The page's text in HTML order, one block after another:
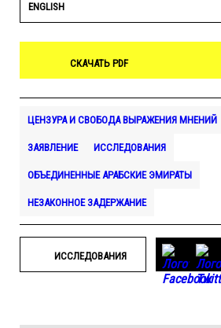
ENGLISH
СКАЧАТЬ PDF
ЦЕНЗУРА И СВОБОДА ВЫРАЖЕНИЯ МНЕНИЙ
ЗАЯВЛЕНИЕ ИССЛЕДОВАНИЯ
ОБЪЕДИНЕННЫЕ АРАБСКИЕ ЭМИРАТЫ
НЕЗАКОННОЕ ЗАДЕРЖАНИЕ
ИССЛЕДОВАНИЯ